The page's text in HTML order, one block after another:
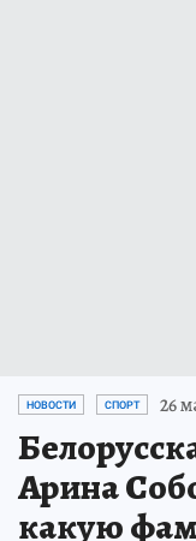
НОВОСТИ СПОРТ 26
Арина
какую